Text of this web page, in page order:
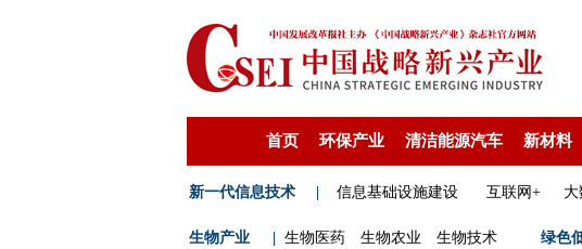
首页 环保产业 清洁能源汽车 新材料
新一代信息技术 信息基础设施建设 互联网+
生物产业 生物医药 生物农业 生物技术 绿色